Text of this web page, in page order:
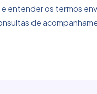
entender os termos
de